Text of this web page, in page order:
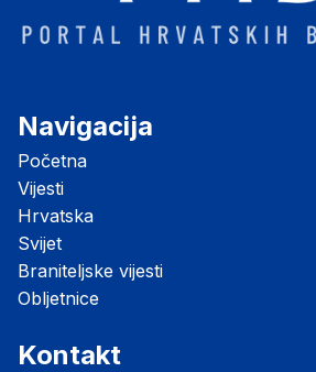
Navigacija
Početna
Vijesti
Hrvatska
Svijet
Braniteljske vijesti
Obljetnice
Kontakt